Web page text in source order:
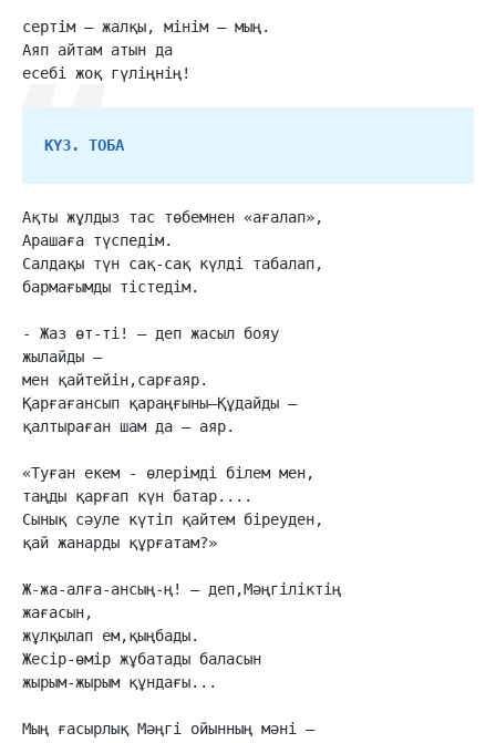
сертім — жалқы, мінім — мың.
Аяп айтам атын да
есебі жоқ гүліңнің!
КҮЗ. ТОБА
Ақты жұлдыз тас төбемнен «ағалап»,
Арашаға түспедім.
Салдақы түн сақ-сақ күлді табалап,
бармағымды тістедім.
- Жаз өт-ті! – деп жасыл бояу
жылайды –
мен қайтейін,сарғаяр.
Қарғағансып қараңғыны–Құдайды –
қалтыраған шам да – аяр.
«Туған екем - өлерімді білем мен,
таңды қарғап күн батар....
Сынық сәуле күтіп қайтем біреуден,
қай жанарды құрғатам?»
Ж-жа-алға-ансың-ң! – деп,Мәңгіліктің
жағасын,
жұлқылап ем,қыңбады.
Жесір-өмір жұбатады баласын
жырым-жырым құндағы...
Мың ғасырлық Мәңгі ойынның мәні –